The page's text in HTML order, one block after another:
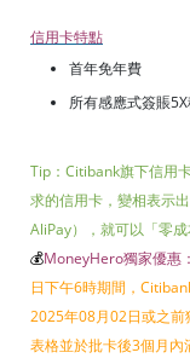
信用卡特點
首年免年費
所有感應式簽賬
Tip：Citibank旗下信用
求的信用卡，變相表示
AliPay），就可以「零
💰MoneyHero獨家優惠：
日下午6時期間，
2025年08月02日或之前
表格並於批卡後3個月內